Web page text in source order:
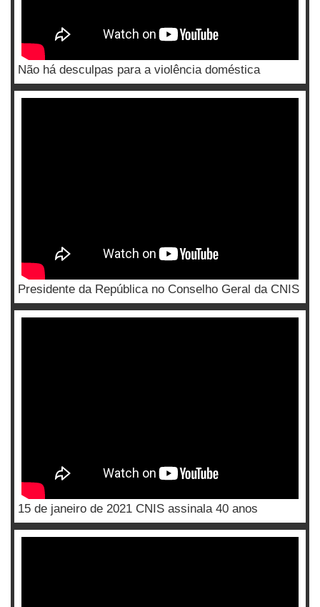
Não há desculpas para a violência doméstica
Presidente da República no Conselho Geral da CNIS
15 de janeiro de 2021 CNIS assinala 40 anos